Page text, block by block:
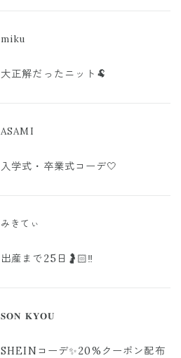
miku
大正解だったニット🐏
ASAMI
入学式・卒業式コーデ🤍
みきてぃ
出産まで25日🤰🏻‼️
𝐒𝐎𝐍 𝐊𝐘𝐎𝐔
SHEINコーデ✨20%クーポン配布